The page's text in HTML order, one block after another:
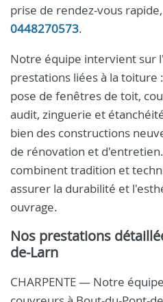
prise de rendez-vous
0448270573.
Notre équipe intervient sur
prestations liées à la toiture
pose de fenêtres de toit,
audit, zinguerie et
bien des constructions
de rénovation et
combinent tradition et
assurer la durabilité et
ouvrage.
Nos prestations
de-Larn
CHARPENTE — Notre